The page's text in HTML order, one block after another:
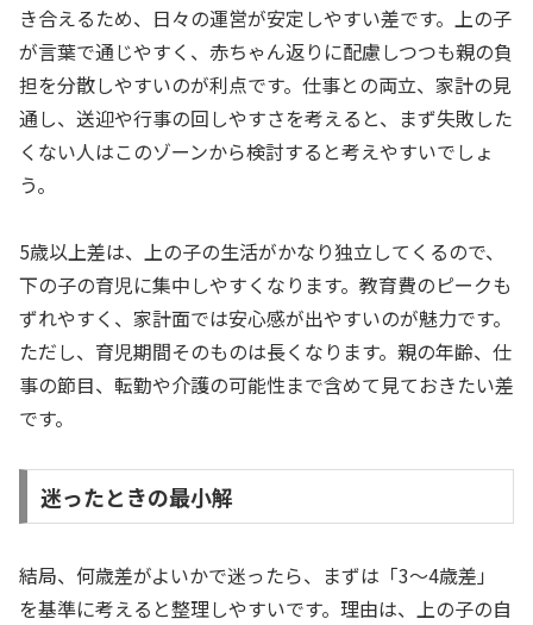
き合えるため、日々の運営が安定しやすい差です。上の子
が言葉で通じやすく、赤ちゃん返りに配慮しつつも親の負
担を分散しやすいのが利点です。仕事との両立、家計の見
通し、送迎や行事の回しやすさを考えると、まず失敗した
くない人はこのゾーンから検討すると考えやすいでしょ
う。
5歳以上差は、上の子の生活がかなり独立してくるので、
下の子の育児に集中しやすくなります。教育費のピークも
ずれやすく、家計面では安心感が出やすいのが魅力です。
ただし、育児期間そのものは長くなります。親の年齢、仕
事の節目、転勤や介護の可能性まで含めて見ておきたい差
です。
迷ったときの最小解
結局、何歳差がよいかで迷ったら、まずは「3〜4歳差」
を基準に考えると整理しやすいです。理由は、上の子の自